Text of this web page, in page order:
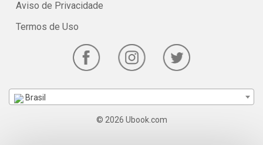
Aviso de Privacidade
Termos de Uso
Brasil
© 2026 Ubook.com